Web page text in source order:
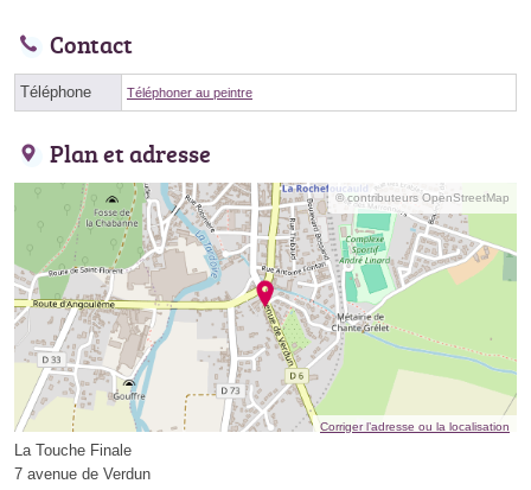
Contact
Téléphone Téléphoner au peintre
Plan et adresse
© contributeurs OpenStreetMap
Corriger l’adresse ou la localisation
La Touche Finale
7 avenue de Verdun